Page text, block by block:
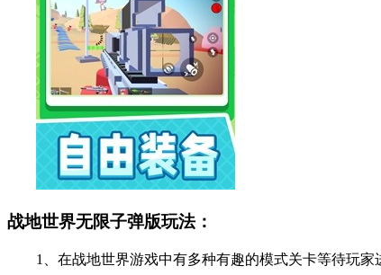
战地世界无限子弹版玩法：
1、在战地世界游戏中有多种有趣的模式关卡等待玩家